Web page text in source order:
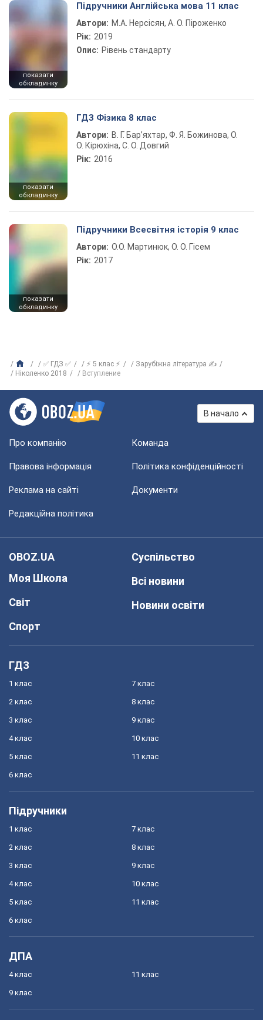
показати
обкладинку
Підручники Англійська мова 11 клас
Автори: М.А. Нерсісян, А. О. Піроженко
Рік: 2019
Опис: Рівень стандарту
показати
обкладинку
ГДЗ Фізика 8 клас
Автори: В. Г. Бар’яхтар, Ф. Я. Божинова, О.
О. Кірюхіна, С. О. Довгий
Рік: 2016
показати
обкладинку
Підручники Всесвітня історія 9 клас
Автори: О.О. Мартинюк, О. О. Гісем
Рік: 2017
✅ ГДЗ ✅ ⚡ 5 клас ⚡
Зарубіжна література ✍
Ніколенко 2018
Вступление
В начало
Про компанію Команда
Правова інформація Політика конфіденційності
Реклама на сайті Документи
Редакційна політика
OBOZ.UA
Моя Школа
Світ
Спорт
Суспільство
Всі новини
Новини освіти
ГДЗ
1 клас
2 клас
3 клас
4 клас
5 клас
6 клас
7 клас
8 клас
9 клас
10 клас
11 клас
Підручники
1 клас
2 клас
3 клас
4 клас
5 клас
6 клас
7 клас
8 клас
9 клас
10 клас
11 клас
ДПА
4 клас
9 клас
11 клас